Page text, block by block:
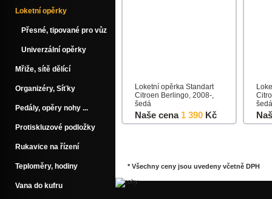
Loketní opěrka Standart
Citroen Berlingo, 2008-,
šedá
Naše cena1 390 Kč
šedá
* Všechny ceny jsou uvedeny včetně DPH
Loketní opěrky
Přesné, tipované pro vůz
Univerzální opěrky
Mřiže, sítě dělící
Organizéry, Síťky
Pedály, opěry nohy ...
Protiskluzové podložky
Rukavice na řízení
Teploměry, hodiny
Vana do kufru